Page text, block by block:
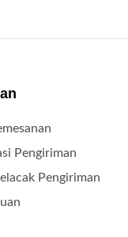
Pengiriman
Pengiriman